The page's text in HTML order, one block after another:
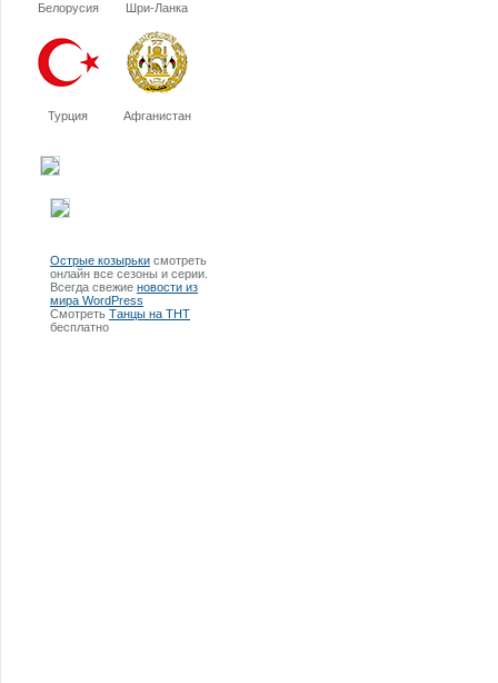
Белорусия Шри-Ланка
Турция Афганистан
Острые козырьки смотреть
онлайн все сезоны и серии.
Всегда свежие новости из
мира WordPress
Смотреть Танцы на ТНТ
бесплатно